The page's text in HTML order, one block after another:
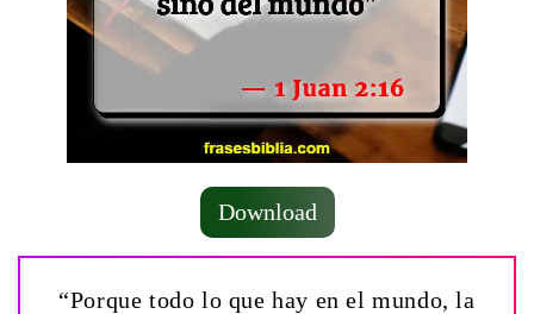
Download
“Porque todo lo que hay en el mundo, la